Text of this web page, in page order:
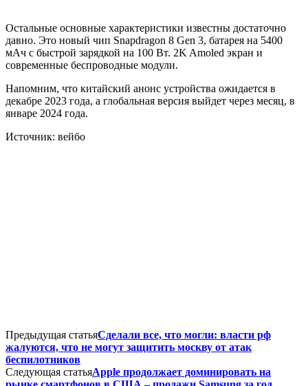
Остальные основные характеристики известны достаточно
давно. Это новый чип Snapdragon 8 Gen 3, батарея на 5400
мАч с быстрой зарядкой на 100 Вт. 2K Amoled экран и
современные беспроводные модули.
Напомним, что китайский анонс устройства ожидается в
декабре 2023 года, а глобальная версия выйдет через месяц, в
январе 2024 года.
Источник: вейбо
Предыдущая статьяСделали все, что могли: власти рф
жалуются, что не могут защитить москву от атак
беспилотников
Следующая статьяApple продолжает доминировать на